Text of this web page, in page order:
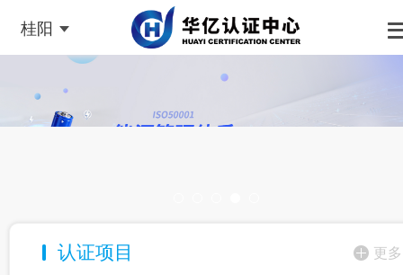
桂阳
认证项目 更多